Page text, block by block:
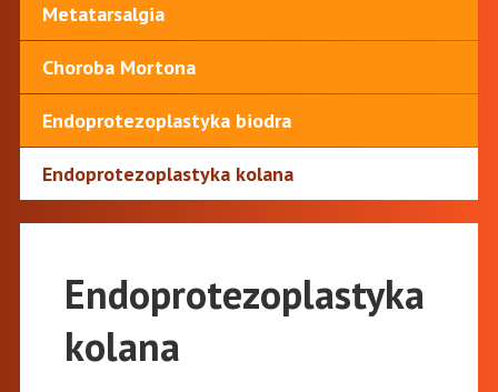
Metatarsalgia
Choroba Mortona
Endoprotezoplastyka biodra
Endoprotezoplastyka kolana
Endoprotezoplastyka
kolana